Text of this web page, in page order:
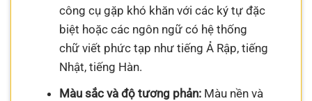
công cụ gặp khó khăn với các ký tự đặc
biệt hoặc các ngôn ngữ có hệ thống
chữ viết phức tạp như tiếng Ả Rập, tiếng
Nhật, tiếng Hàn.
Màu sắc và độ tương phản:Màu nền và